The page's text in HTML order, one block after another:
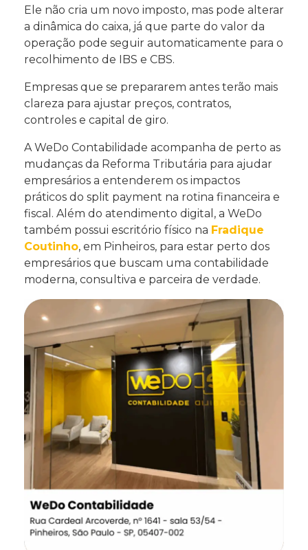
Ele não cria um novo imposto, mas pode alterar
a dinâmica do caixa, já que parte do valor da
operação pode seguir automaticamente para o
recolhimento de IBS e CBS.
Empresas que se prepararem antes terão mais
clareza para ajustar preços, contratos,
controles e capital de giro.
A WeDo Contabilidade acompanha de perto as
mudanças da Reforma Tributária para ajudar
empresários a entenderem os impactos
práticos do split payment na rotina financeira e
fiscal. Além do atendimento digital, a WeDo
também possui escritório físico na Fradique
Coutinho, em Pinheiros, para estar perto dos
empresários que buscam uma contabilidade
moderna, consultiva e parceira de verdade.